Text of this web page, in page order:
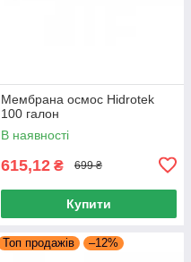
Мембрана осмос Hidrotek
100 галон
В наявності
615,12 ₴ 699 ₴
Купити
Топ продажів –12%